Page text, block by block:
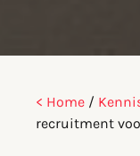
< Home /
recruitment